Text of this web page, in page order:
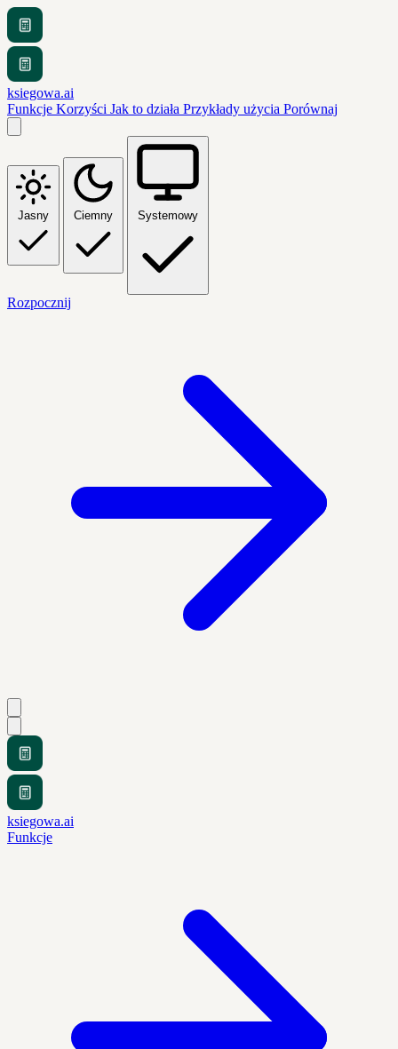
ksiegowa.ai
Funkcje Korzyści Jak to działa Przykłady użycia Porównaj
Jasny Ciemny Systemowy
Rozpocznij
ksiegowa.ai
Funkcje